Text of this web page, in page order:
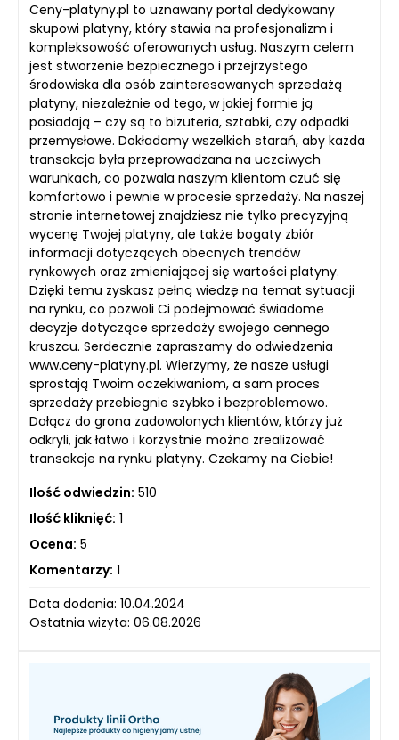
Ceny-platyny.pl to uznawany portal dedykowany
skupowi platyny, który stawia na profesjonalizm i
kompleksowość oferowanych usług. Naszym celem
jest stworzenie bezpiecznego i przejrzystego
środowiska dla osób zainteresowanych sprzedażą
platyny, niezależnie od tego, w jakiej formie ją
posiadają – czy są to biżuteria, sztabki, czy odpadki
przemysłowe. Dokładamy wszelkich starań, aby każda
transakcja była przeprowadzana na uczciwych
warunkach, co pozwala naszym klientom czuć się
komfortowo i pewnie w procesie sprzedaży. Na naszej
stronie internetowej znajdziesz nie tylko precyzyjną
wycenę Twojej platyny, ale także bogaty zbiór
informacji dotyczących obecnych trendów
rynkowych oraz zmieniającej się wartości platyny.
Dzięki temu zyskasz pełną wiedzę na temat sytuacji
na rynku, co pozwoli Ci podejmować świadome
decyzje dotyczące sprzedaży swojego cennego
kruszcu. Serdecznie zapraszamy do odwiedzenia
www.ceny-platyny.pl. Wierzymy, że nasze usługi
sprostają Twoim oczekiwaniom, a sam proces
sprzedaży przebiegnie szybko i bezproblemowo.
Dołącz do grona zadowolonych klientów, którzy już
odkryli, jak łatwo i korzystnie można zrealizować
transakcje na rynku platyny. Czekamy na Ciebie!
Ilość odwiedzin: 510
Ilość kliknięć: 1
Ocena: 5
Komentarzy: 1
Data dodania: 10.04.2024
Ostatnia wizyta: 06.08.2026